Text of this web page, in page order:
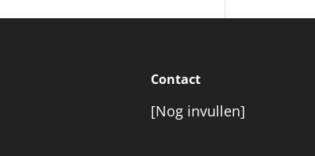
Contact
[Nog invullen]